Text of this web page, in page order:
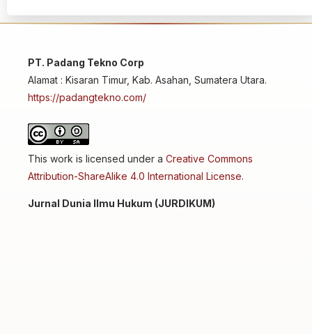
PT. Padang Tekno Corp
Alamat : Kisaran Timur, Kab. Asahan, Sumatera Utara.
https://padangtekno.com/
This work is licensed under a Creative Commons
Attribution-ShareAlike 4.0 International License.
Jurnal Dunia Ilmu Hukum (JURDIKUM)